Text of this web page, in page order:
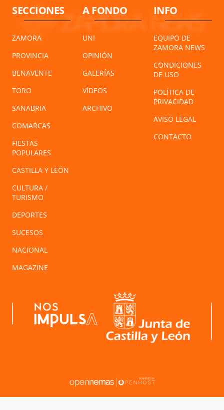
SECCIONES
ZAMORA
PROVINCIA
BENAVENTE
TORO
SANABRIA
COMARCAS
FIESTAS
POPULARES
CASTILLA Y LEÓN
CULTURA /
TURISMO
DEPORTES
SUCESOS
NACIONAL
MAGAZINE
A FONDO
UNI
OPINIÓN
GALERÍAS
VÍDEOS
ARCHIVO
INFO
EQUIPO DE
ZAMORA NEWS
CONDICIONES
DE USO
POLÍTICA DE
PRIVACIDAD
AVISO LEGAL
CONTACTO